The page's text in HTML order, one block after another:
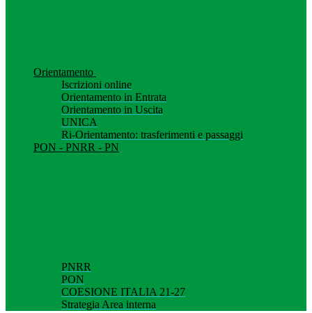
Orientamento
Iscrizioni online
Orientamento in Entrata
Orientamento in Uscita
UNICA
Ri-Orientamento: trasferimenti e passaggi
PON - PNRR - PN
PNRR
PON
COESIONE ITALIA 21-27
Strategia Area interna